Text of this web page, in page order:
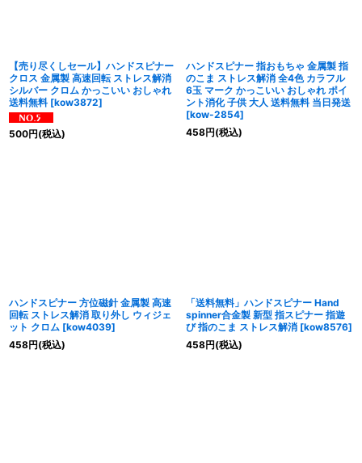
【売り尽くしセール】ハンドスピナー
クロス 金属製 高速回転 ストレス解消
シルバー クロム かっこいい おしゃれ
送料無料 [kow3872]
500円(税込)
ハンドスピナー 指おもちゃ 金属製 指
のこま ストレス解消 全4色 カラフル
6玉 マーク かっこいい おしゃれ ポイ
ント消化 子供 大人 送料無料 当日発送
[kow-2854]
458円(税込)
ハンドスピナー 方位磁針 金属製 高速
回転 ストレス解消 取り外し ウィジェ
ット クロム [kow4039]
458円(税込)
「送料無料」ハンドスピナー Hand
spinner合金製 新型 指スピナー 指遊
び 指のこま ストレス解消 [kow8576]
458円(税込)